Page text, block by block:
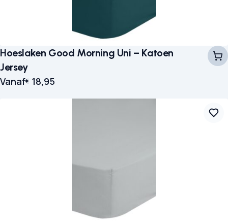
Hoeslaken Good Morning Uni – Katoen
Jersey
Vanaf€ 18,95